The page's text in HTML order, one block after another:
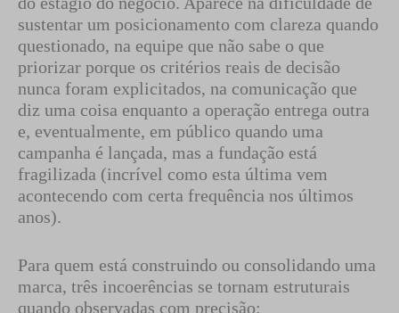
sustentar um posicionamento com clareza quando
questionado, na equipe que não sabe o que
priorizar porque os critérios reais de decisão
nunca foram explicitados, na comunicação que
diz uma coisa enquanto a operação entrega outra
e, eventualmente, em público quando uma
campanha é lançada, mas a fundação está
fragilizada (incrível como esta última vem
acontecendo com certa frequência nos últimos
anos).
Para quem está construindo ou consolidando uma
marca, três incoerências se tornam estruturais
quando observadas com precisão: